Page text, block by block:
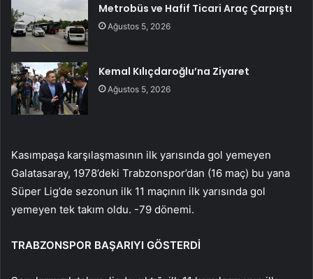
Metrobüs ve Hafif Ticari Araç Çarpıştı
Ağustos 5, 2026
Kemal Kılıçdaroğlu’na Ziyaret
Ağustos 5, 2026
Kasımpaşa karşılaşmasının ilk yarısında gol yemeyen
Galatasaray, 1978’deki Trabzonspor’dan (16 maç) bu yana
Süper Lig’de sezonun ilk 11 maçının ilk yarısında gol
yemeyen tek takım oldu. -79 dönemi.
TRABZONSPOR BAŞARIYI GÖSTERDİ